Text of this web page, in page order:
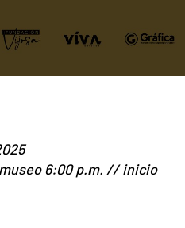
6:00 p.m. // inicio